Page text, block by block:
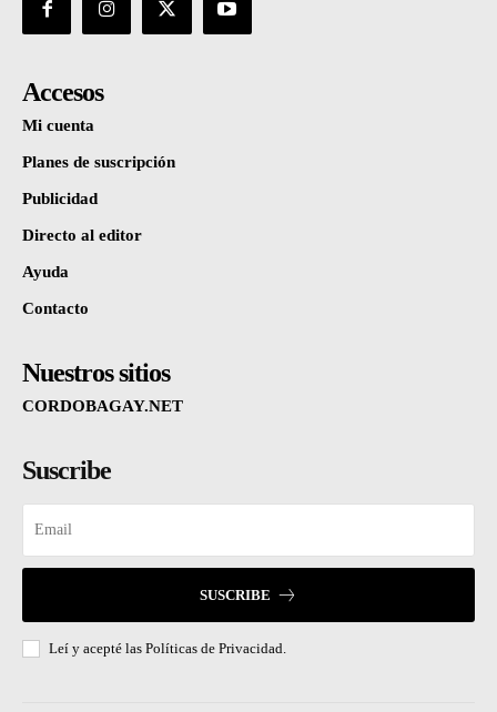
Accesos
Mi cuenta
Planes de suscripción
Publicidad
Directo al editor
Ayuda
Contacto
Nuestros sitios
CORDOBAGAY.NET
Suscribe
SUSCRIBE
Leí y acepté las Políticas de Privacidad.